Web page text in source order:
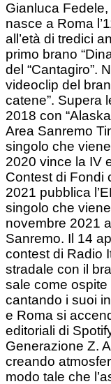
Gianluca
nasce a Roma
all’età di tredici
primo brano
del “Cantagiro”.
videoclip del
catene”. Supera
2018 con
Area Sanremo
singolo che
2020 vince la IV
Contest di Fondi
2021 pubblica
singolo che
novembre 2021
Sanremo. Il 14
contest di Radio
stradale con il
sale come
cantando i suoi
e Roma si
editoriali di
Generazione Z.
creando
modo tale che